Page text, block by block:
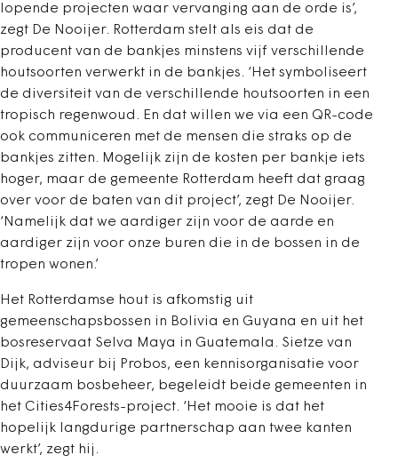
lopende projecten waar vervanging aan de orde is’,
zegt De Nooijer. Rotterdam stelt als eis dat de
producent van de bankjes minstens vijf verschillende
houtsoorten verwerkt in de bankjes. ‘Het symboliseert
de diversiteit van de verschillende houtsoorten in een
tropisch regenwoud. En dat willen we via een QR-code
ook communiceren met de mensen die straks op de
bankjes zitten. Mogelijk zijn de kosten per bankje iets
hoger, maar de gemeente Rotterdam heeft dat graag
over voor de baten van dit project’, zegt De Nooijer.
‘Namelijk dat we aardiger zijn voor de aarde en
aardiger zijn voor onze buren die in de bossen in de
tropen wonen.’
Het Rotterdamse hout is afkomstig uit
gemeenschapsbossen in Bolivia en Guyana en uit het
bosreservaat Selva Maya in Guatemala. Sietze van
Dijk, adviseur bij Probos, een kennisorganisatie voor
duurzaam bosbeheer, begeleidt beide gemeenten in
het Cities4Forests-project. ‘Het mooie is dat het
hopelijk langdurige partnerschap aan twee kanten
werkt’, zegt hij.